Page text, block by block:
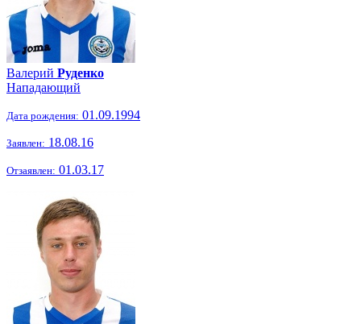
Валерий Руденко
Нападающий
Дата рождения: 01.09.1994
Заявлен: 18.08.16
Отзаявлен: 01.03.17